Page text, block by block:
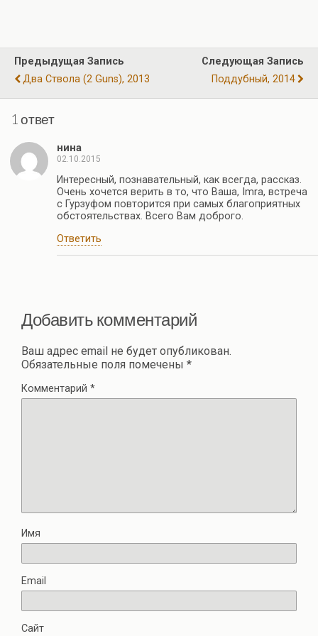
o
o
k
a
m
A
p
p
р
а
в
и
ть
Предыдущая Запись
Два Ствола (2 Guns), 2013
Следующая Запись
Поддубный, 2014
1 ответ
нина
02.10.2015
Интересный, познавательный, как всегда, рассказ.
Очень хочется верить в то, что Ваша, Imra, встреча
с Гурзуфом повторится при самых благоприятных
обстоятельствах. Всего Вам доброго.
Ответить
Добавить комментарий
Ваш адрес email не будет опубликован.
Обязательные поля помечены *
Комментарий *
Имя
Email
Сайт